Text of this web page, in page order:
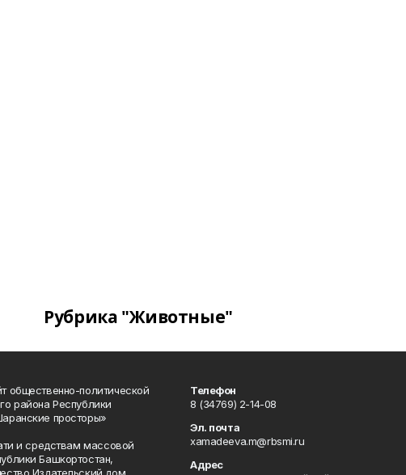
Рубрика "Животные"
общественно-политической
района Республики
просторы»
и средствам массовой
Башкортостан,
Телефон
8 (34769) 2-14-08
Эл. почта
xamadeeva.m@rbsmi.ru
Адрес